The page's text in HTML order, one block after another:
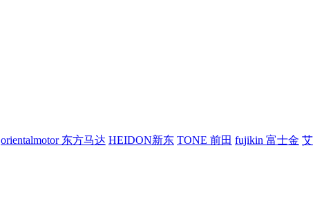
orientalmotor 东方马达 HEIDON新东 TONE 前田 fujikin 富士金 艾